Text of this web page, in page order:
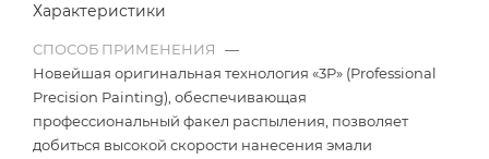
Характеристики
СПОСОБ ПРИМЕНЕНИЯ
—
Новейшая оригинальная технология «3P» (Professional
Precision Painting), обеспечивающая
профессиональный факел распыления, позволяет
добиться высокой скорости нанесения эмали